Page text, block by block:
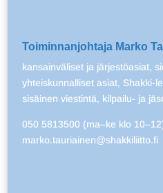
Toiminnanjohtaja Marko
kansainväliset ja järjestöasiat,
yhteiskunnalliset asiat, Shakki-
sisäinen viestintä, kilpailu- ja
050 5813500 (ma–ke klo
marko.tauriainen@shakkiliitto.fi